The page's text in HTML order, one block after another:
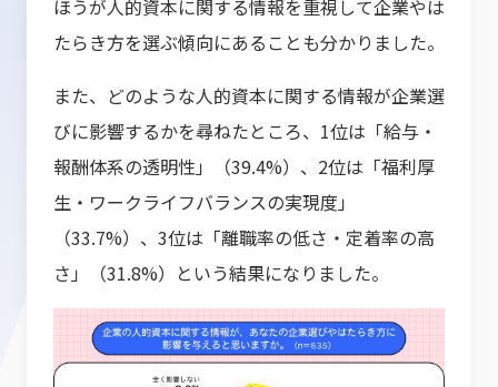
ほうが人的資本に関する情報を重視して企業やは
たらき方を選ぶ傾向にあることも分かりました。
また、どのような人的資本に関する情報が企業選
びに影響するかを尋ねたところ、1位は「給与・
報酬体系の透明性」（39.4%）、2位は「福利厚
生・ワークライフバランスの実現度」
（33.7%）、3位は「離職率の低さ・定着率の高
さ」（31.8%）という結果になりました。